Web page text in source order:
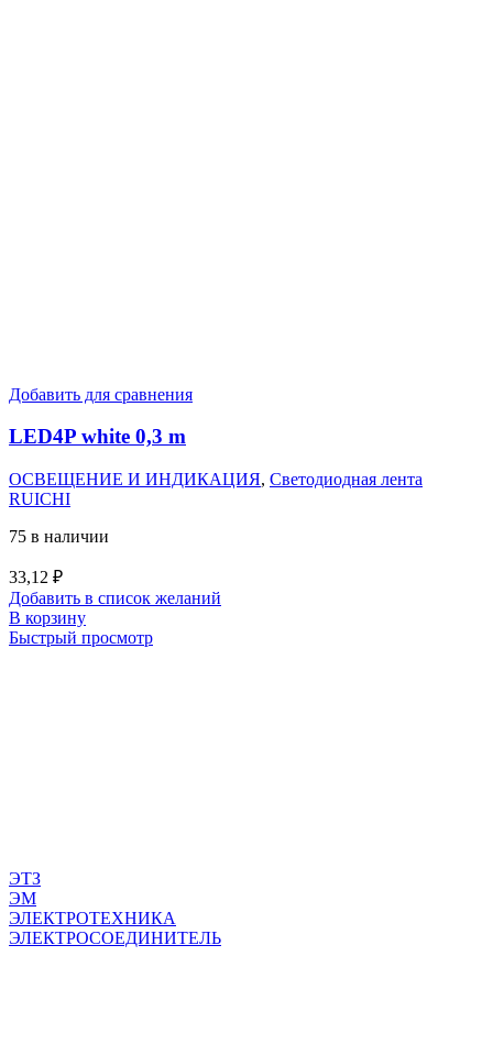
Добавить для сравнения
LED4P white 0,3 m
ОСВЕЩЕНИЕ И ИНДИКАЦИЯ, Светодиодная лента
RUICHI
75 в наличии
33,12 ₽
Добавить в список желаний
В корзину
Быстрый просмотр
ЭТЗ
ЭМ
ЭЛЕКТРОТЕХНИКА
ЭЛЕКТРОСОЕДИНИТЕЛЬ